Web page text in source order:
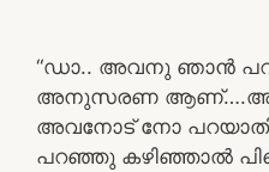
“ഡാ.. അവനു ഞാൻ
അനുസരണ
അവനോട് നോ
പറഞ്ഞു കഴിഞ്ഞാൽ